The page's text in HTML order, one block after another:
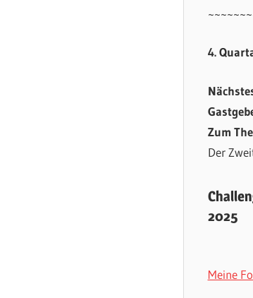
4.
Zum
Der
2025
Meine